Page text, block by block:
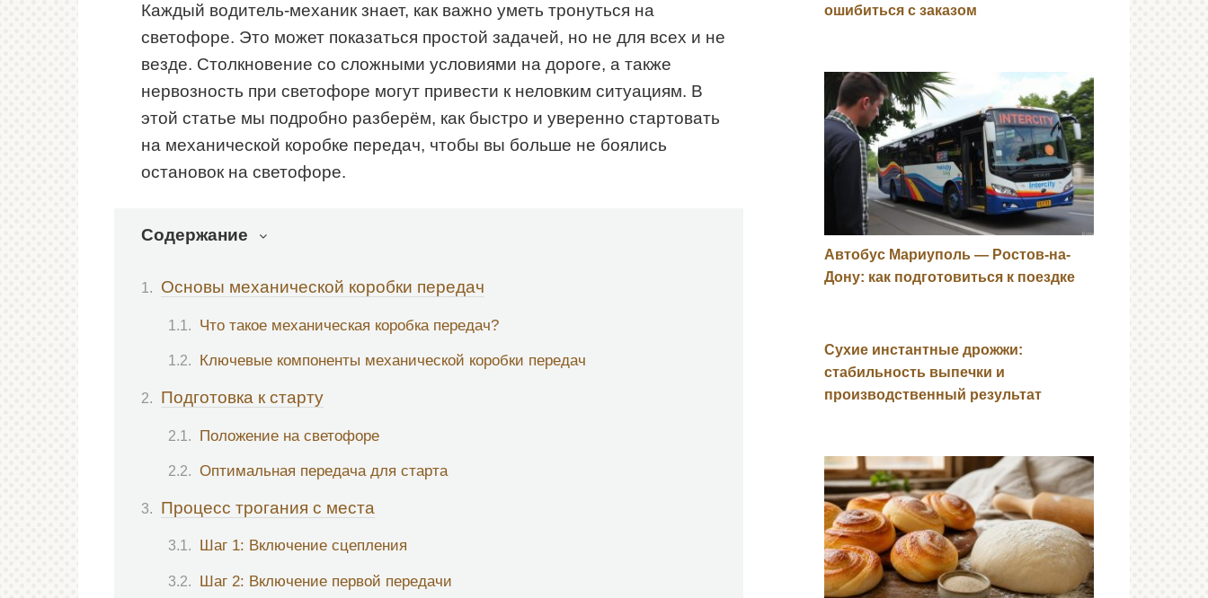
Каждый водитель-механик знает, как важно уметь тронуться на
светофоре. Это может показаться простой задачей, но не для всех и не
везде. Столкновение со сложными условиями на дороге, а также
нервозность при светофоре могут привести к неловким ситуациям. В
этой статье мы подробно разберём, как быстро и уверенно стартовать
на механической коробке передач, чтобы вы больше не боялись
остановок на светофоре.
Содержание
Основы механической коробки передач
Что такое механическая коробка передач?
Ключевые компоненты механической коробки передач
Подготовка к старту
Положение на светофоре
Оптимальная передача для старта
Процесс трогания с места
Шаг 1: Включение сцепления
Шаг 2: Включение первой передачи
ошибиться с заказом
Автобус Мариуполь — Ростов-на-
Дону: как подготовиться к поездке
Сухие инстантные дрожжи:
стабильность выпечки и
производственный результат